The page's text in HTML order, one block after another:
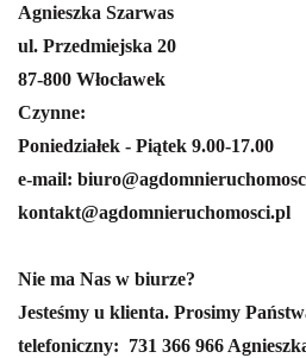
Agnieszka Szarwas
ul. Przedmiejska 20
87-800 Włocławek
Czynne:
Poniedziałek - Piątek 9.00-17.00
e-mail:
kontakt@agdomnieruchomosci.pl
Nie ma Nas w biurze?
Jesteśmy u klienta. Prosimy
telefoniczny: 731 366 966